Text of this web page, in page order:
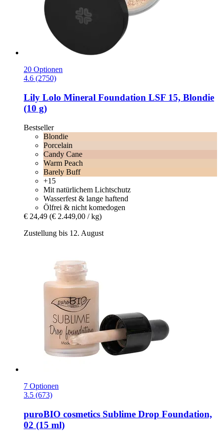
20 Optionen
4.6 (2750)
Lily Lolo Mineral Foundation LSF 15, Blondie
(10 g)
Bestseller
Blondie
Porcelain
Candy Cane
Warm Peach
Barely Buff
+15
Mit natürlichem Lichtschutz
Wasserfest & lange haftend
Ölfrei & nicht komedogen
€ 24,49 (€ 2.449,00 / kg)
Zustellung bis 12. August
7 Optionen
3.5 (673)
puroBIO cosmetics Sublime Drop Foundation,
02 (15 ml)